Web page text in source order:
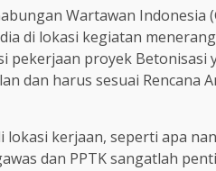
Wartawan Indonesia
di lokasi kegiatan
pekerjaan proyek Betonisasi
dan harus sesuai Rencana
lokasi kerjaan, seperti apa
dan PPTK sangatlah